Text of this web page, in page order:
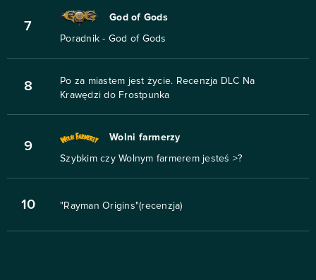
7
God of Gods
Poradnik - God of Gods
8
Po za miastem jest życie. Recenzja DLC Na
Krawędzi do Frostpunka
9
Wolni farmerzy
Szybkim czy Wolnym farmerem jesteś >?
10 "Rayman Origins"(recenzja)